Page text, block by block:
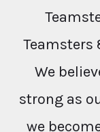
Teamsters
We
strong as
we